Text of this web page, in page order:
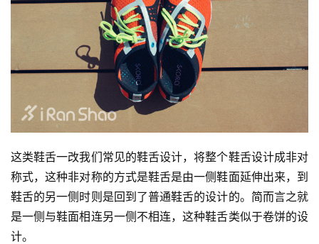
频
用
户
选
运
动
集
这类鞋舌一改我们常见的鞋舌设计，将整个鞋舌设计成非对
称式，这种非对称的方式是鞋舌是由一侧鞋面延伸出来，到
鞋舌的另一侧时则是回到了普通鞋舌的设计的。简而言之就
是一侧与鞋面相连另一侧不相连，这种鞋舌类似于卷饼的设
计。